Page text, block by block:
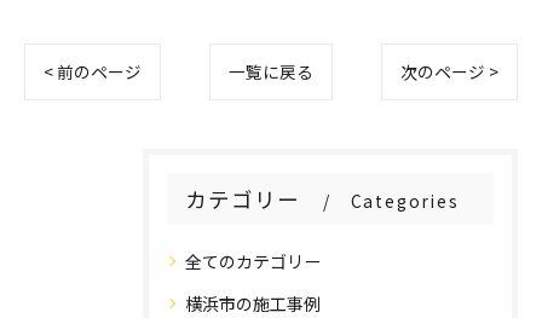
< 前のページ 一覧に戻る 次のページ >
カテゴリー Categories
全てのカテゴリー
横浜市の施工事例